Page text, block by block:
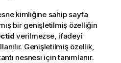
kimliğine sahip sayfa
bir genişletilmiş özelliğin
verilmezse, ifadeyi
Genişletilmiş özellik,
nesnesi için tanımlanır.